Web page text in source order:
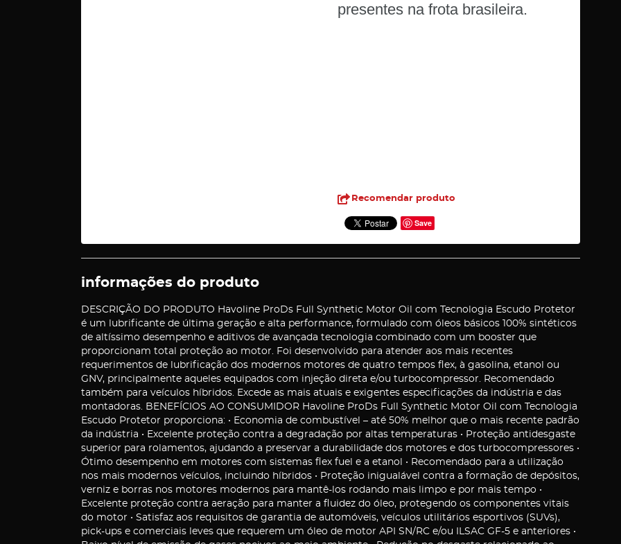
presentes na frota brasileira.
Recomendar produto
Save
informações do produto
DESCRIÇÃO DO PRODUTO Havoline ProDs Full Synthetic Motor Oil com Tecnologia Escudo Protetor
é um lubrificante de última geração e alta performance, formulado com óleos básicos 100% sintéticos
de altíssimo desempenho e aditivos de avançada tecnologia combinado com um booster que
proporcionam total proteção ao motor. Foi desenvolvido para atender aos mais recentes
requerimentos de lubrificação dos modernos motores de quatro tempos flex, à gasolina, etanol ou
GNV, principalmente aqueles equipados com injeção direta e/ou turbocompressor. Recomendado
também para veículos híbridos. Excede as mais atuais e exigentes especificações da indústria e das
montadoras. BENEFÍCIOS AO CONSUMIDOR Havoline ProDs Full Synthetic Motor Oil com Tecnologia
Escudo Protetor proporciona: • Economia de combustível – até 50% melhor que o mais recente padrão
da indústria • Excelente proteção contra a degradação por altas temperaturas • Proteção antidesgaste
superior para rolamentos, ajudando a preservar a durabilidade dos motores e dos turbocompressores •
Ótimo desempenho em motores com sistemas flex fuel e a etanol • Recomendado para a utilização
nos mais modernos veículos, incluindo híbridos • Proteção inigualável contra a formação de depósitos,
verniz e borras nos motores modernos para mantê-los rodando mais limpo e por mais tempo •
Excelente proteção contra aeração para manter a fluidez do óleo, protegendo os componentes vitais
do motor • Satisfaz aos requisitos de garantia de automóveis, veículos utilitários esportivos (SUVs),
pick-ups e comerciais leves que requerem um óleo de motor API SN/RC e/ou ILSAC GF-5 e anteriores •